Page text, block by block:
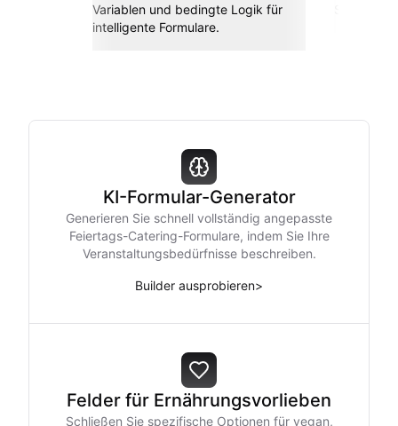
Variablen und bedingte Logik für
intelligente Formulare.
KI-Formular-Generator
Generieren Sie schnell vollständig angepasste
Feiertags-Catering-Formulare, indem Sie Ihre
Veranstaltungsbedürfnisse beschreiben.
Builder ausprobieren>
Felder für Ernährungsvorlieben
Schließen Sie spezifische Optionen für vegan,